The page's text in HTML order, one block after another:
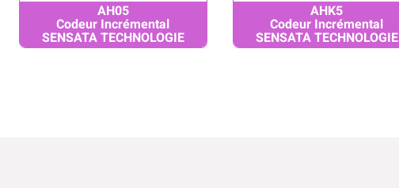
AH05
Codeur Incrémental
SENSATA TECHNOLOGIE
AHK5
Codeur Incrémental
SENSATA TECHNOLOGIE